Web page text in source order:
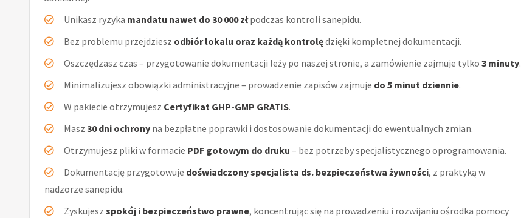
Unikasz ryzyka mandatu nawet do 30 000 złpodczas kontroli sanepidu.
Bez problemu przejdziesz odbiór lokalu oraz każdą kontrolędzięki kompletnej dokumentacji.
Oszczędzasz czas – przygotowanie dokumentacji leży po naszej stronie, a zamówienie zajmuje tylko 3 minuty.
Minimalizujesz obowiązki administracyjne – prowadzenie zapisów zajmuje do 5 minut dziennie.
W pakiecie otrzymujesz Certyfikat GHP-GMP GRATIS.
Masz 30 dni ochrony na bezpłatne poprawki i dostosowanie dokumentacji do ewentualnych zmian.
Otrzymujesz pliki w formacie PDF gotowym do druku – bez potrzeby specjalistycznego oprogramowania.
Dokumentację przygotowuje doświadczony specjalista ds. bezpieczeństwa żywności, z praktyką w
nadzorze sanepidu.
Zyskujesz spokój i bezpieczeństwo prawne, koncentrując się na prowadzeniu i rozwijaniu ośrodka pomocy